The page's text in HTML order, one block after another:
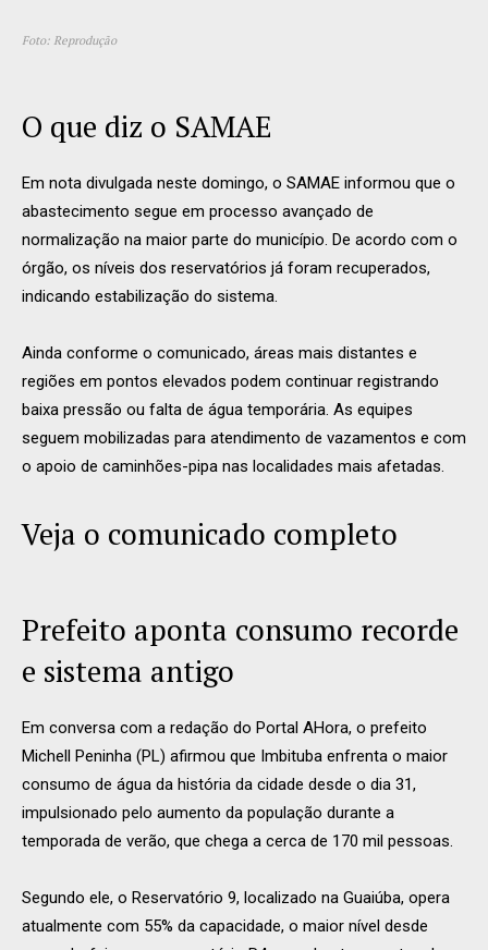
Foto: Reprodução
O que diz o SAMAE
Em nota divulgada neste domingo, o SAMAE informou que o
abastecimento segue em processo avançado de
normalização na maior parte do município. De acordo com o
órgão, os níveis dos reservatórios já foram recuperados,
indicando estabilização do sistema.
Ainda conforme o comunicado, áreas mais distantes e
regiões em pontos elevados podem continuar registrando
baixa pressão ou falta de água temporária. As equipes
seguem mobilizadas para atendimento de vazamentos e com
o apoio de caminhões-pipa nas localidades mais afetadas.
Veja o comunicado completo
Prefeito aponta consumo recorde
e sistema antigo
Em conversa com a redação do Portal AHora, o prefeito
Michell Peninha (PL) afirmou que Imbituba enfrenta o maior
consumo de água da história da cidade desde o dia 31,
impulsionado pelo aumento da população durante a
temporada de verão, que chega a cerca de 170 mil pessoas.
Segundo ele, o Reservatório 9, localizado na Guaiúba, opera
atualmente com 55% da capacidade, o maior nível desde